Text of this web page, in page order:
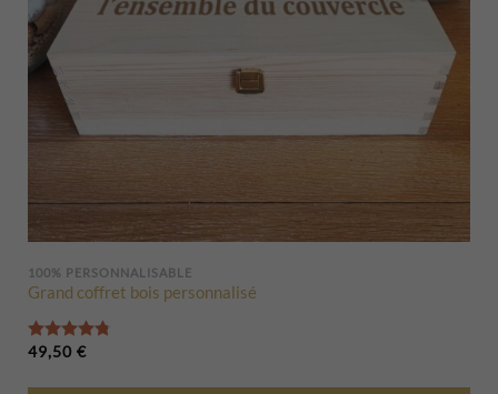
100% PERSONNALISABLE
Grand coffret bois personnalisé
49,50 €